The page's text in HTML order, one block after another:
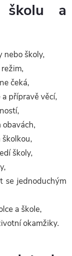
školu a
nebo školy,
čeká,
přípravě věcí,
obavách,
školy,
se jednoduchým
a škole,
okamžiky.